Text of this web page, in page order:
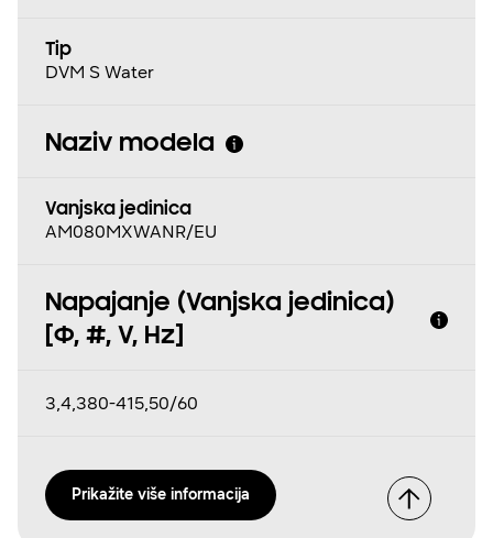
Tip
DVM S Water
Naziv modela
Vanjska jedinica
AM080MXWANR/EU
Napajanje (Vanjska jedinica)
[Φ, #, V, Hz]
3,4,380-415,50/60
Prikažite više informacija